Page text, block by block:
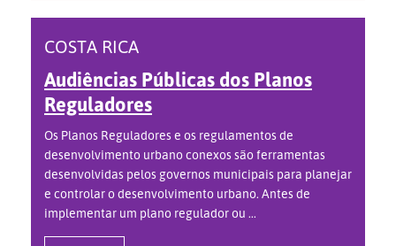
COSTA RICA
Audiências Públicas dos Planos
Reguladores
Os Planos Reguladores e os regulamentos de
desenvolvimento urbano conexos são ferramentas
desenvolvidas pelos governos municipais para planejar
e controlar o desenvolvimento urbano. Antes de
implementar um plano regulador ou ...